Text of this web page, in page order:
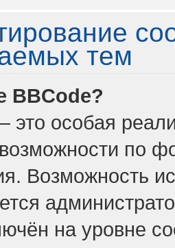
тем
BBCode?
это особая
по
Возможность
на уровне